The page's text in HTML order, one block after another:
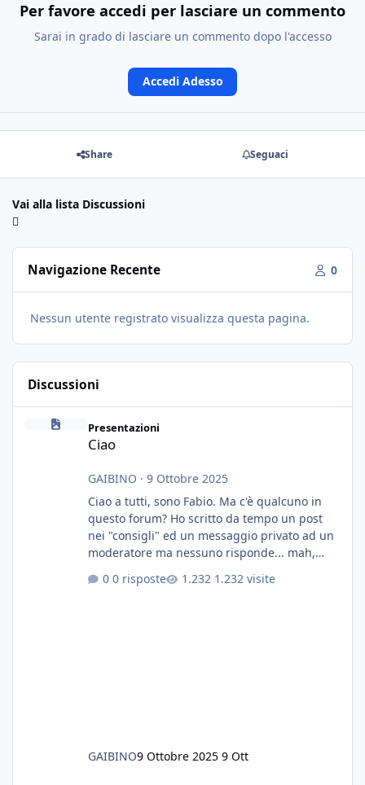
Per favore accedi per lasciare un commento
Sarai in grado di lasciare un commento dopo l'accesso
Accedi Adesso
Share Seguaci
Vai alla lista Discussioni
Navigazione Recente 0
Nessun utente registrato visualizza questa pagina.
Discussioni
Presentazioni
Ciao
GAIBINO · 9 Ottobre 2025
Ciao a tutti, sono Fabio. Ma c'è qualcuno in
questo forum? Ho scritto da tempo un post
nei "consigli" ed un messaggio privato ad un
moderatore ma nessuno risponde... mah,
0 risposte 1.232 visite
GAIBINO9 Ottobre 2025 9 Ott